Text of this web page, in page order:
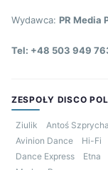
Wydawca: PR Media
Tel: +48 503 949
ZESPOŁY DISCO
Ziulik Antoś Szprycha
Avinion Dance
Hi-Fi
Dance Express
Etna